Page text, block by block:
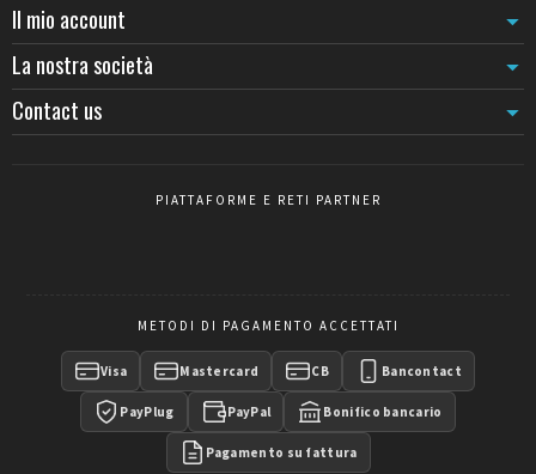
gamma hotellerie).
Cordone: velluto (interni premium), intrecciato tessile (resistente
flussi intensi), similpelle (design industriale).
Quando scegliere il sigillato piuttosto che il mobile
configurazioni modulabili, vedere ilpaletto con cordone mobile
Il mio account
La nostra società
Contact us
PIATTAFORME E RETI PARTNER
METODI DI PAGAMENTO ACCETTATI
Visa Mastercard CB Bancontact
PayPlug PayPal Bonifico bancario
Pagamento su fattura